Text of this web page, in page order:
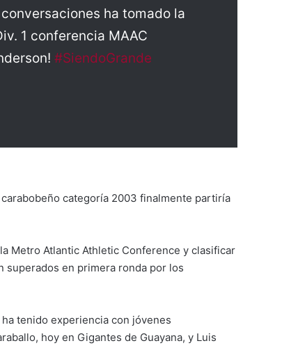
ha tomado la
1 conferencia MAAC
#SiendoGrande
categoría 2003 finalmente partiría
Metro Atlantic Athletic Conference y clasificar
superados en primera ronda por los
tenido experiencia con jóvenes
hoy en Gigantes de Guayana, y Luis